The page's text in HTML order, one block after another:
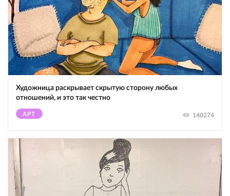
Художница раскрывает скрытую сторону любых
отношений, и это так честно
АРТ 140274